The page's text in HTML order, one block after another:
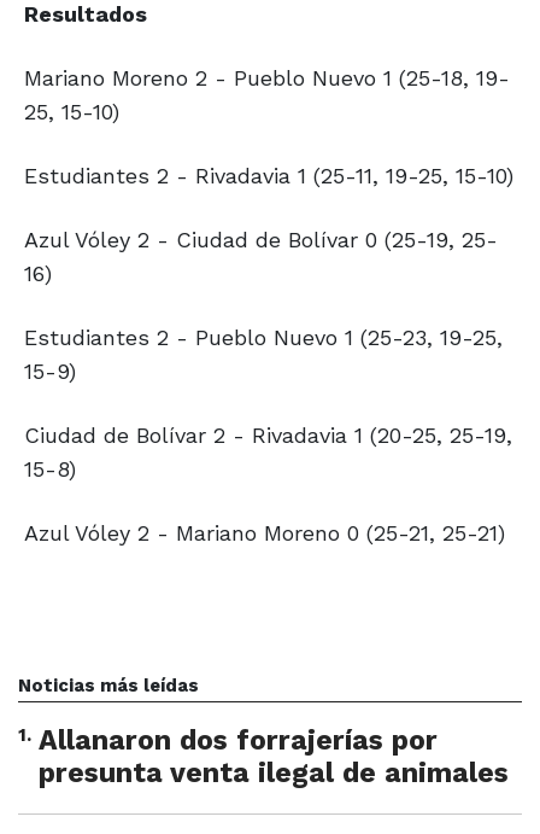
Resultados
Mariano Moreno 2 - Pueblo Nuevo 1 (25-18, 19-
25, 15-10)
Estudiantes 2 - Rivadavia 1 (25-11, 19-25, 15-10)
Azul Vóley 2 - Ciudad de Bolívar 0 (25-19, 25-
16)
Estudiantes 2 - Pueblo Nuevo 1 (25-23, 19-25,
15-9)
Ciudad de Bolívar 2 - Rivadavia 1 (20-25, 25-19,
15-8)
Azul Vóley 2 - Mariano Moreno 0 (25-21, 25-21)
Noticias más leídas
1. Allanaron dos forrajerías por
presunta venta ilegal de animales